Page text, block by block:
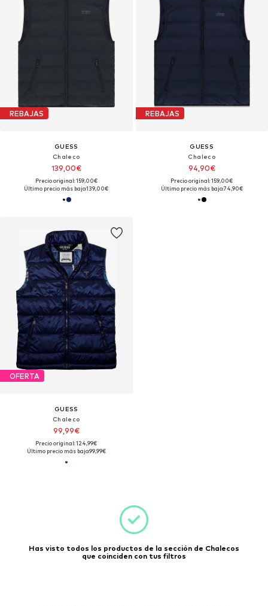
REBAJAS
GUESS
Chaleco
139,00€
Precio original: 159,00€
Último precio más bajo:139,00€
REBAJAS
GUESS
Chaleco
94,90€
Precio original: 159,00€
Último precio más bajo:74,90€
OFERTA
GUESS
Chaleco
99,99€
Precio original: 124,99€
Último precio más bajo:99,99€
Has visto todos los productos de la sección de Chalecos
que coinciden con tus filtros